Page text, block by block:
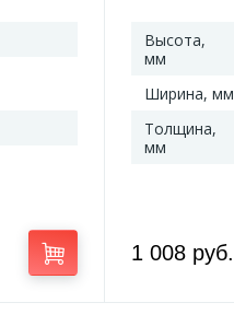
Высота,
мм
Ширина, мм
Толщина,
мм
1 008 руб.